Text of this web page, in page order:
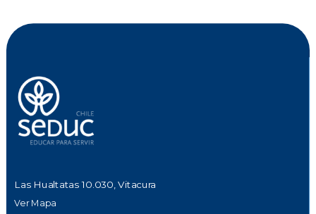
Las Hualtatas 10.030, Vitacura
Ver Mapa